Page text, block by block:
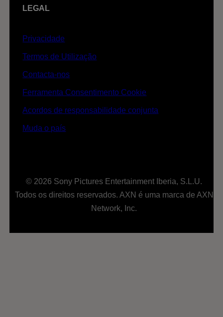
LEGAL
Privacidade
Termos de Utilização
Contacta-nos
Ferramenta Consentimento Cookie
Acordos de responsabilidade conjunta
Muda o país
© 2026 Sony Pictures Entertainment Iberia, S.L.U.
Todos os direitos reservados. AXN é uma marca de AXN
Network, Inc.